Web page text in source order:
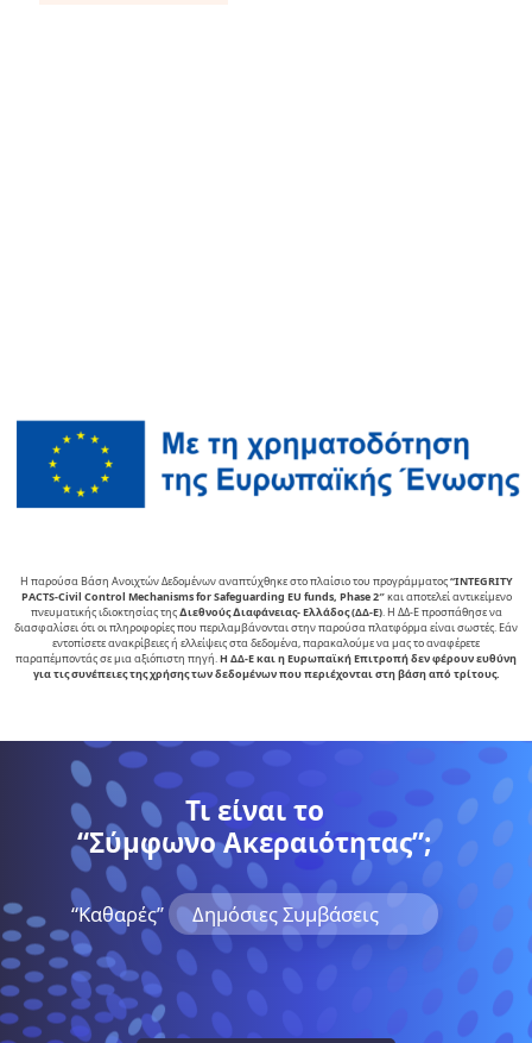
Η παρούσα Βάση Ανοιχτών Δεδομένων αναπτύχθηκε στο πλαίσιο του προγράμματος“INTEGRITY
PACTS-Civil Control Mechanisms for Safeguarding EU funds, Phase 2″και αποτελεί αντικείµενο
πνευµατικής ιδιοκτησίας της∆ιεθνούς ∆ιαφάνειας- Ελλάδος (ΔΔ-Ε). Η ΔΔ-Ε προσπάθησε να
διασφαλίσει ότι οι πληροφορίες που περιλαμβάνονται στην παρούσα πλατφόρμα είναι σωστές. Εάν
εντοπίσετε ανακρίβειες ή ελλείψεις στα δεδομένα, παρακαλούμε να μας το αναφέρετε
παραπέμποντάς σε μια αξιόπιστη πηγή.Η ΔΔ-Ε και η Ευρωπαϊκή Επιτροπή δεν φέρουν ευθύνη
για τις συνέπειες της χρήσης των δεδομένων που περιέχονται στη βάση από τρίτους.
Τι είναι το
“Σύμφωνο Ακεραιότητας”;
“Kαθαρές” Δημόσιες Συμβάσεις